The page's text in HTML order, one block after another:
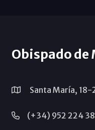
Obispado de
Santa María,
(+34) 952 224